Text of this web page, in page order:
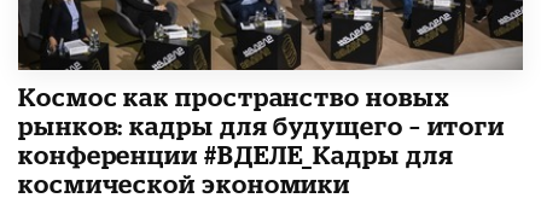
Космос как пространство новых
рынков: кадры для будущего – итоги
конференции #ВДЕЛЕ_Кадры для
космической экономики